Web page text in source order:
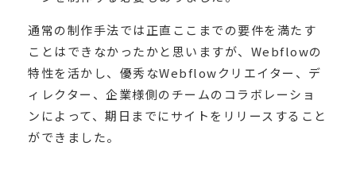
通常の制作手法では正直ここまでの要件を満たす
ことはできなかったかと思いますが、Webflowの
特性を活かし、優秀なWebflowクリエイター、デ
ィレクター、企業様側のチームのコラボレーショ
ンによって、期日までにサイトをリリースすること
ができました。